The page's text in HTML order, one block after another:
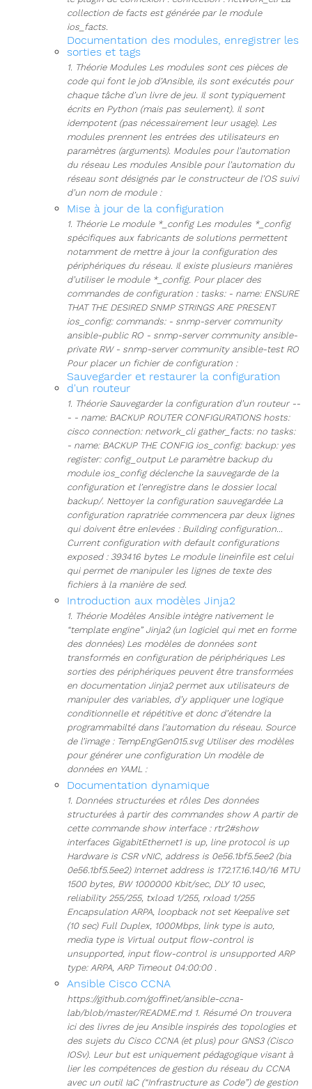
collection de facts est générée par le module
ios_facts.
Documentation des modules, enregistrer les
sorties et tags
1. Théorie Modules Les modules sont ces pièces de
code qui font le job d’Ansible, ils sont exécutés pour
chaque tâche d’un livre de jeu. Il sont typiquement
écrits en Python (mais pas seulement). Il sont
idempotent (pas nécessairement leur usage). Les
modules prennent les entrées des utilisateurs en
paramètres (arguments). Modules pour l’automation
du réseau Les modules Ansible pour l’automation du
réseau sont désignés par le constructeur de l’OS suivi
d’un nom de module :
Mise à jour de la configuration
1. Théorie Le module *_config Les modules *_config
spécifiques aux fabricants de solutions permettent
notamment de mettre à jour la configuration des
périphériques du réseau. Il existe plusieurs manières
d’utiliser le module *_config. Pour placer des
commandes de configuration : tasks: - name: ENSURE
THAT THE DESIRED SNMP STRINGS ARE PRESENT
ios_config: commands: - snmp-server community
ansible-public RO - snmp-server community ansible-
private RW - snmp-server community ansible-test RO
Pour placer un fichier de configuration :
Sauvegarder et restaurer la configuration
d'un routeur
1. Théorie Sauvegarder la configuration d’un routeur --
- - name: BACKUP ROUTER CONFIGURATIONS hosts:
cisco connection: network_cli gather_facts: no tasks:
- name: BACKUP THE CONFIG ios_config: backup: yes
register: config_output Le paramètre backup du
module ios_config déclenche la sauvegarde de la
configuration et l’enregistre dans le dossier local
backup/. Nettoyer la configuration sauvegardée La
configuration rapratriée commencera par deux lignes
qui doivent être enlevées : Building configuration...
Current configuration with default configurations
exposed : 393416 bytes Le module lineinfile est celui
qui permet de manipuler les lignes de texte des
fichiers à la manière de sed.
Introduction aux modèles Jinja2
1. Théorie Modèles Ansible intègre nativement le
“template engine” Jinja2 (un logiciel qui met en forme
des données) Les modèles de données sont
transformés en configuration de périphériques Les
sorties des périphériques peuvent être transformées
en documentation Jinja2 permet aux utilisateurs de
manipuler des variables, d’y appliquer une logique
conditionnelle et répétitive et donc d’étendre la
programmabilté dans l’automation du réseau. Source
de l’image : TempEngGen015.svg Utiliser des modèles
pour générer une configuration Un modèle de
données en YAML :
Documentation dynamique
1. Données structurées et rôles Des données
structurées à partir des commandes show A partir de
cette commande show interface : rtr2#show
interfaces GigabitEthernet1 is up, line protocol is up
Hardware is CSR vNIC, address is 0e56.1bf5.5ee2 (bia
0e56.1bf5.5ee2) Internet address is 172.17.16.140/16 MTU
1500 bytes, BW 1000000 Kbit/sec, DLY 10 usec,
reliability 255/255, txload 1/255, rxload 1/255
Encapsulation ARPA, loopback not set Keepalive set
(10 sec) Full Duplex, 1000Mbps, link type is auto,
media type is Virtual output flow-control is
unsupported, input flow-control is unsupported ARP
type: ARPA, ARP Timeout 04:00:00 .
Ansible Cisco CCNA
https://github.com/goffinet/ansible-ccna-
lab/blob/master/README.md 1. Résumé On trouvera
ici des livres de jeu Ansible inspirés des topologies et
des sujets du Cisco CCNA (et plus) pour GNS3 (Cisco
IOSv). Leur but est uniquement pédagogique visant à
lier les compétences de gestion du réseau du CCNA
avec un outil IaC (“Infrastructure as Code”) de gestion